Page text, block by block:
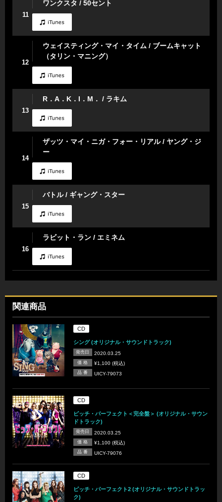
11
ワンクスタ / 50セント
12
ウェイスティング・マイ・タイム / ブームキャット
（タリン・マニング）
13
R．A．K．I．M． / ラキム
14
ザッツ・マイ・ニガ・フォー・リアル / ヤング・ジ
ー
15
バトル / ギャング・スター
16
ラビット・ラン / エミネム
関連商品
CD
シング (オリジナル・サウンドトラック)
発売日 2020.03.25
価 格 ¥1,100 (税込)
品 番 UICY-79073
CD
ピッチ・パーフェクト＜完全盤＞ (オリジナル・サウン
ドトラック)
発売日 2020.03.25
価 格 ¥1,100 (税込)
品 番 UICY-79076
CD
ピッチ・パーフェクト2 (オリジナル・サウンドトラッ
ク)